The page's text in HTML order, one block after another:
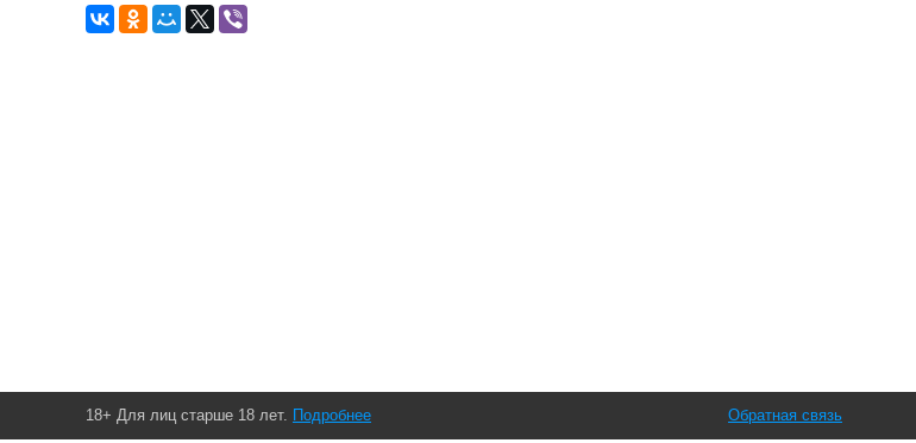
18+ Для лиц старше 18 лет. Подробнее Обратная связь